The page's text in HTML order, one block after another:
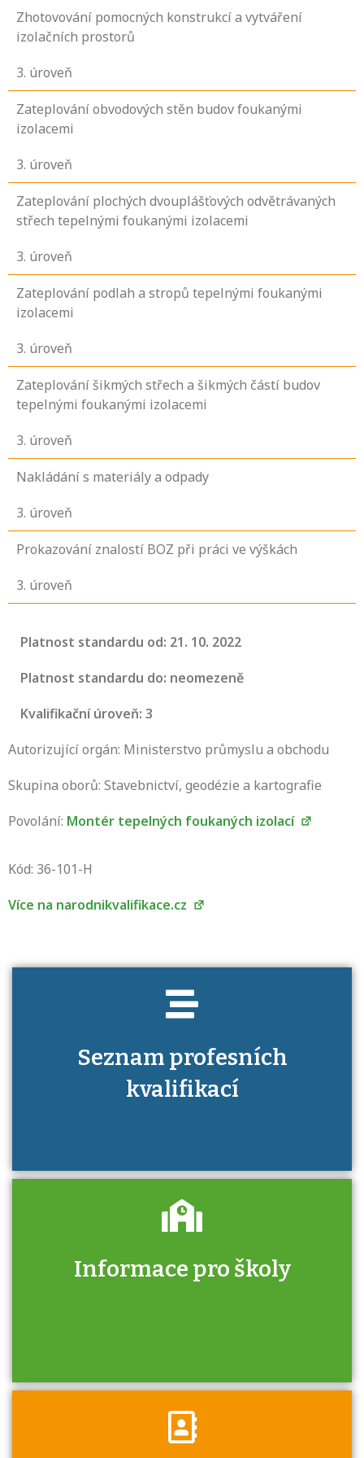
Zhotovování pomocných konstrukcí a vytváření
izolačních prostorů
3. úroveň
Zateplování obvodových stěn budov foukanými
izolacemi
3. úroveň
Zateplování plochých dvouplášťových odvětrávaných
střech tepelnými foukanými izolacemi
3. úroveň
Zateplování podlah a stropů tepelnými foukanými
izolacemi
3. úroveň
Zateplování šikmých střech a šikmých částí budov
tepelnými foukanými izolacemi
3. úroveň
Nakládání s materiály a odpady
3. úroveň
Prokazování znalostí BOZ při práci ve výškách
3. úroveň
Platnost standardu od: 21. 10. 2022
Platnost standardu do: neomezeně
Kvalifikační úroveň: 3
Autorizující orgán: Ministerstvo průmyslu a obchodu
Skupina oborů: Stavebnictví, geodézie a kartografie
Povolání: Montér tepelných foukaných izolací
Kód: 36-101-H
Více na narodnikvalifikace.cz
Seznam profesních
kvalifikací
Víte, jaké dovednosti musíte pro danou
Informace pro školy
Zjistěte, jak se přihlásit ke zkoušce a kde